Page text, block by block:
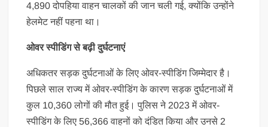
4,890 दोपहिया वाहन चालकों की जान चली गई, क्योंकि उन्होंने
हेलमेट नहीं पहना था।
ओवर स्पीडिंग से बढ़ी दुर्घटनाएं
अधिकतर सड़क दुर्घटनाओं के लिए ओवर-स्पीडिंग जिम्मेदार है।
पिछले साल राज्य में ओवर-स्पीडिंग के कारण सड़क दुर्घटनाओं में
कुल 10,360 लोगों की मौत हुई। पुलिस ने 2023 में ओवर-
स्पीडिंग के लिए 56,366 वाहनों को दंडित किया और उनसे 2